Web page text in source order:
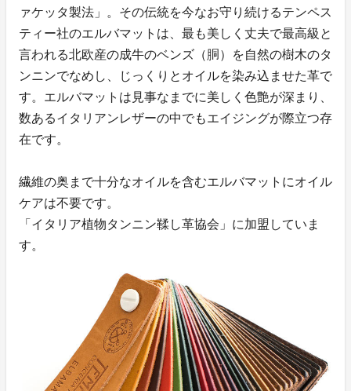
ァケッタ製法」。その伝統を今なお守り続けるテンペス
ティー社のエルバマットは、最も美しく丈夫で最高級と
言われる北欧産の成牛のベンズ（胴）を自然の樹木のタ
ンニンでなめし、じっくりとオイルを染み込ませた革で
す。エルバマットは見事なまでに美しく色艶が深まり、
数あるイタリアンレザーの中でもエイジングが際立つ存
在です。
繊維の奥まで十分なオイルを含むエルバマットにオイル
ケアは不要です。
「イタリア植物タンニン鞣し革協会」に加盟していま
す。